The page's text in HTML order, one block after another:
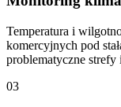
Temperatura i
komercyjnych pod
problematyczne
03